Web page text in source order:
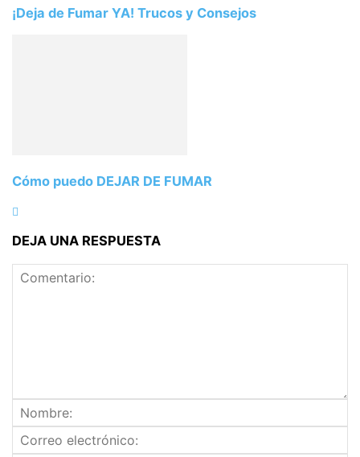
¡Deja de Fumar YA! Trucos y Consejos
Cómo puedo DEJAR DE FUMAR
DEJA UNA RESPUESTA